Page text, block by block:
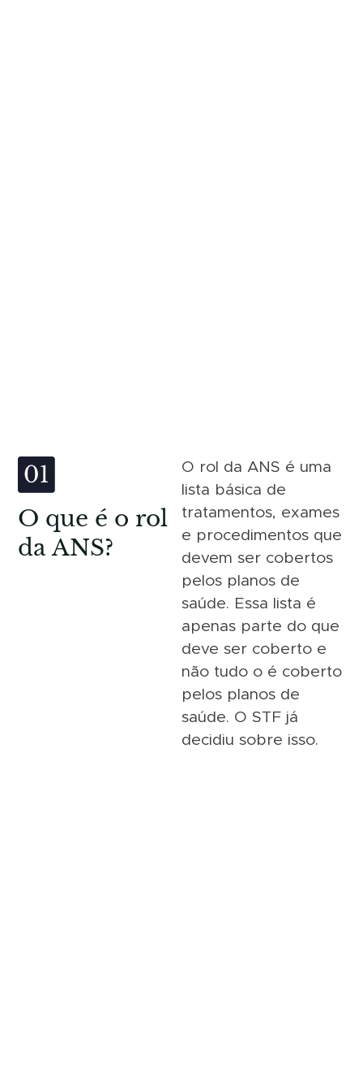
O que é o rol
da ANS?
O rol da ANS é uma
lista básica de
tratamentos, exames
e procedimentos que
devem ser cobertos
pelos planos de
saúde. Essa lista é
apenas parte do que
deve ser coberto e
não tudo o é coberto
pelos planos de
saúde. O STF já
decidiu sobre isso.